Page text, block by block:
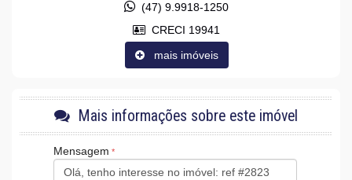
Características do Empreendimento
Sauna
Gerador
Sala de Jogos
(47) 9.9918-1250
CRECI 19941
mais imóveis
Mais informações sobre este imóvel
Mensagem